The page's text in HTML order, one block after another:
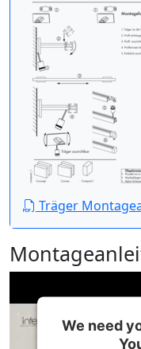
Träger
We need